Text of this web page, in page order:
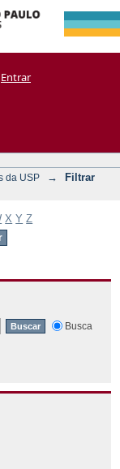
Entrar
da USP →
Filtrar
X Y Z
Busca